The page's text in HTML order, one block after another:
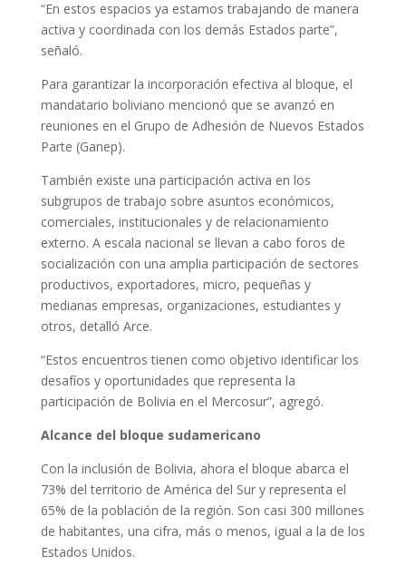
“En estos espacios ya estamos trabajando de manera
activa y coordinada con los demás Estados parte”,
señaló.
Para garantizar la incorporación efectiva al bloque, el
mandatario boliviano mencionó que se avanzó en
reuniones en el Grupo de Adhesión de Nuevos Estados
Parte (Ganep).
También existe una participación activa en los
subgrupos de trabajo sobre asuntos económicos,
comerciales, institucionales y de relacionamiento
externo. A escala nacional se llevan a cabo foros de
socialización con una amplia participación de sectores
productivos, exportadores, micro, pequeñas y
medianas empresas, organizaciones, estudiantes y
otros, detalló Arce.
“Estos encuentros tienen como objetivo identificar los
desafíos y oportunidades que representa la
participación de Bolivia en el Mercosur”, agregó.
Alcance del bloque sudamericano
Con la inclusión de Bolivia, ahora el bloque abarca el
73% del territorio de América del Sur y representa el
65% de la población de la región. Son casi 300 millones
de habitantes, una cifra, más o menos, igual a la de los
Estados Unidos.